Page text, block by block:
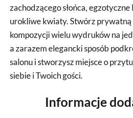
zachodzącego słońca,
urokliwe kwiaty. Stwórz
kompozycji wielu wydruków na
a zarazem elegancki sposób
salonu i stworzysz miejsce o
siebie i Twoich gości.
Informacje